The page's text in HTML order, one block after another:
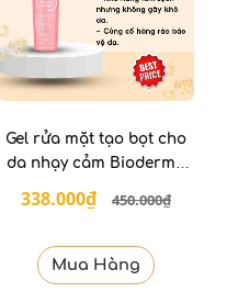
Gel rửa mặt tạo bọt cho
da nhạy cảm Bioderma
200ml
338.000₫ 450.000₫
Mua Hàng